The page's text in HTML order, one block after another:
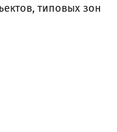
типовых зон